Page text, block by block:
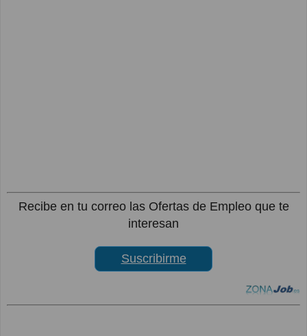
Recibe en tu correo las Ofertas de Empleo que te
interesan
Suscribirme